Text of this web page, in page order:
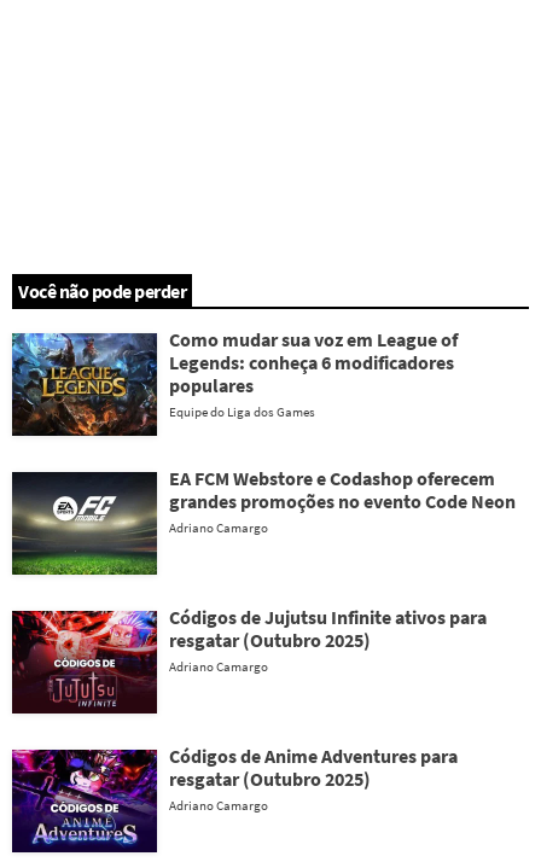
Você não pode perder
Como mudar sua voz em League of
Legends: conheça 6 modificadores
populares
Equipe do Liga dos Games
EA FCM Webstore e Codashop oferecem
grandes promoções no evento Code Neon
Adriano Camargo
Códigos de Jujutsu Infinite ativos para
resgatar (Outubro 2025)
Adriano Camargo
Códigos de Anime Adventures para
resgatar (Outubro 2025)
Adriano Camargo